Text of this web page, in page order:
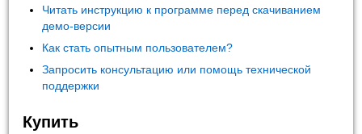
Читать инструкцию к программе перед скачиванием
демо-версии
Как стать опытным пользователем?
Запросить консультацию или помощь технической
поддержки
Купить